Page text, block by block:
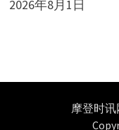
2026年8月1日
摩登时讯